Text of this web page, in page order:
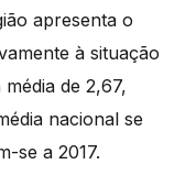
apresenta o
à situação
de 2,67,
nacional se
se a 2017.